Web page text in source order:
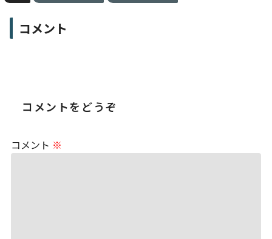
コメント
コメントをどうぞ
コメント ※